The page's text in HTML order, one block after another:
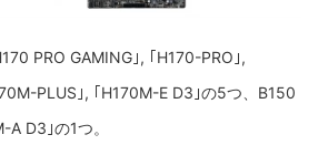
PRO GAMING｣, ｢H170-PRO｣,
PLUS｣, ｢H170M-E D3｣の5つ、B150
D3｣の1つ。